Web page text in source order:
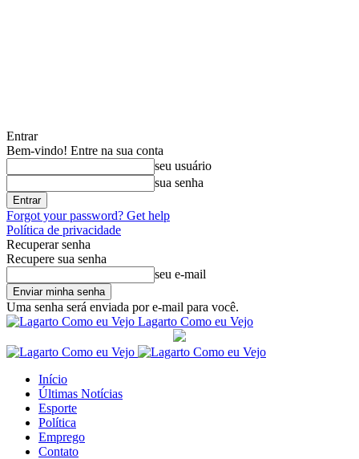
Entrar
Bem-vindo! Entre na sua conta
seu usuário
sua senha
Forgot your password? Get help
Política de privacidade
Recuperar senha
Recupere sua senha
seu e-mail
Uma senha será enviada por e-mail para você.
Lagarto Como eu Vejo
Início
Últimas Notícias
Esporte
Política
Emprego
Contato